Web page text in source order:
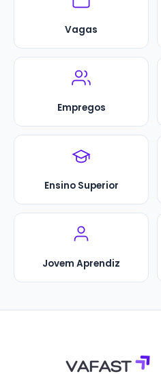
Vagas
Empregos
Ensino Superior
Jovem Aprendiz